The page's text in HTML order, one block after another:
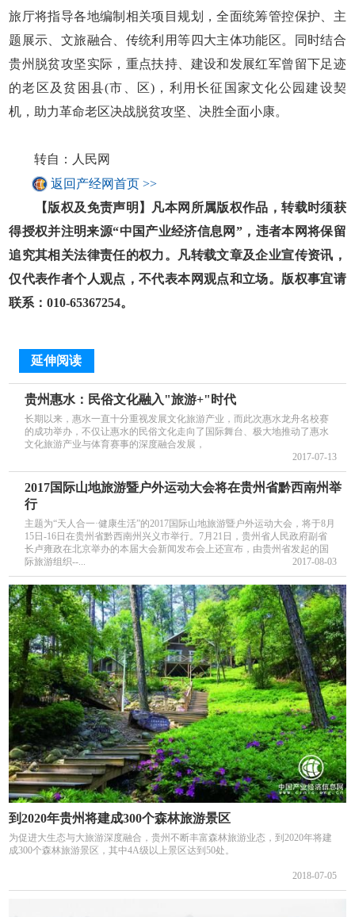
旅厅将指导各地编制相关项目规划，全面统筹管控保护、主
题展示、文旅融合、传统利用等四大主体功能区。同时结合
贵州脱贫攻坚实际，重点扶持、建设和发展红军曾留下足迹
的老区及贫困县(市、区)，利用长征国家文化公园建设契
机，助力革命老区决战脱贫攻坚、决胜全面小康。
转自：人民网
返回产经网首页 >>
【版权及免责声明】凡本网所属版权作品，转载时须获
得授权并注明来源“中国产业经济信息网”，违者本网将保留
追究其相关法律责任的权力。凡转载文章及企业宣传资讯，
仅代表作者个人观点，不代表本网观点和立场。版权事宜请
联系：010-65367254。
延伸阅读
贵州惠水：民俗文化融入"旅游+"时代
长期以来，惠水一直十分重视发展文化旅游产业，而此次惠水龙舟名校赛
的成功举办，不仅让惠水的民俗文化走向了国际舞台、极大地推动了惠水
文化旅游产业与体育赛事的深度融合发展，
2017-07-13
2017国际山地旅游暨户外运动大会将在贵州省黔西南州举
行
主题为“天人合一·健康生活”的2017国际山地旅游暨户外运动大会，将于8月
15日-16日在贵州省黔西南州兴义市举行。7月21日，贵州省人民政府副省
长卢雍政在北京举办的本届大会新闻发布会上还宣布，由贵州省发起的国
际旅游组织--...
2017-08-03
到2020年贵州将建成300个森林旅游景区
为促进大生态与大旅游深度融合，贵州不断丰富森林旅游业态，到2020年将建
成300个森林旅游景区，其中4A级以上景区达到50处。
2018-07-05